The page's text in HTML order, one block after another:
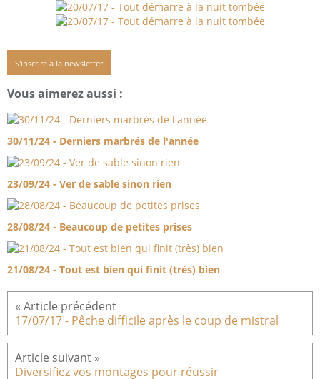
S'inscrire à la newsletter
Vous aimerez aussi :
30/11/24 - Derniers marbrés de l'année
23/09/24 - Ver de sable sinon rien
28/08/24 - Beaucoup de petites prises
21/08/24 - Tout est bien qui finit (très) bien
17/07/17 - Pêche difficile après le coup de mistral
Diversifiez vos montages pour réussir